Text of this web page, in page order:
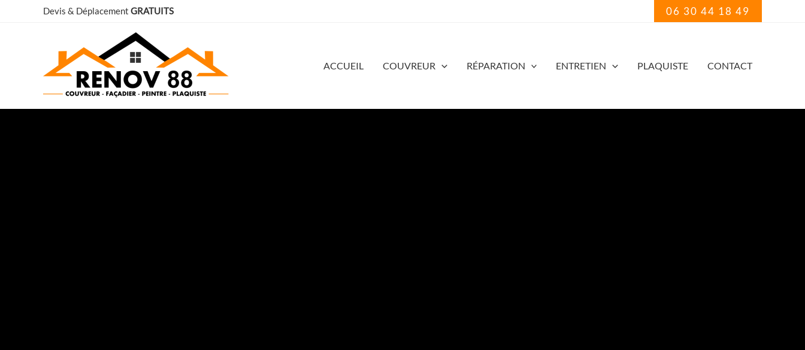
Devis & Déplacement GRATUITS 06 30 44 18 49
ACCUEIL COUVREUR RÉPARATION ENTRETIEN PLAQUISTE CONTACT